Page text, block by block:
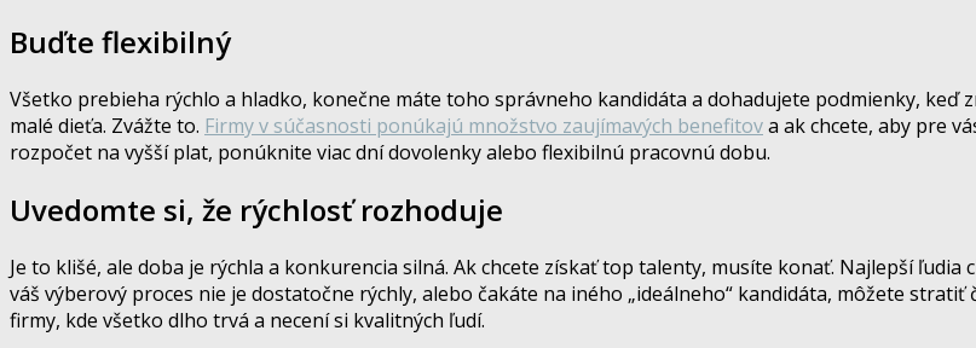
Buďte flexibilný
Všetko prebieha rýchlo a hladko, konečne máte toho správneho kandidáta a dohadujete podmienky, keď
malé dieťa. Zvážte to. Firmy v súčasnosti ponúkajú množstvo zaujímavých benefitova ak chcete, aby pre
rozpočet na vyšší plat, ponúknite viac dní dovolenky alebo flexibilnú pracovnú dobu.
Uvedomte si, že rýchlosť rozhoduje
Je to klišé, ale doba je rýchla a konkurencia silná. Ak chcete získať top talenty, musíte konať. Najlepší
váš výberový proces nie je dostatočne rýchly, alebo čakáte na iného „ideálneho“ kandidáta, môžete
firmy, kde všetko dlho trvá a necení si kvalitných ľudí.